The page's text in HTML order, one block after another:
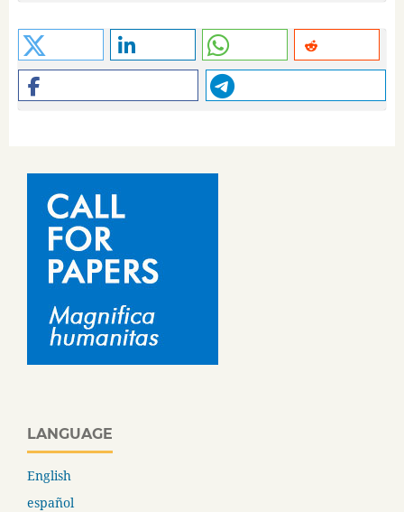
LANGUAGE
English
español